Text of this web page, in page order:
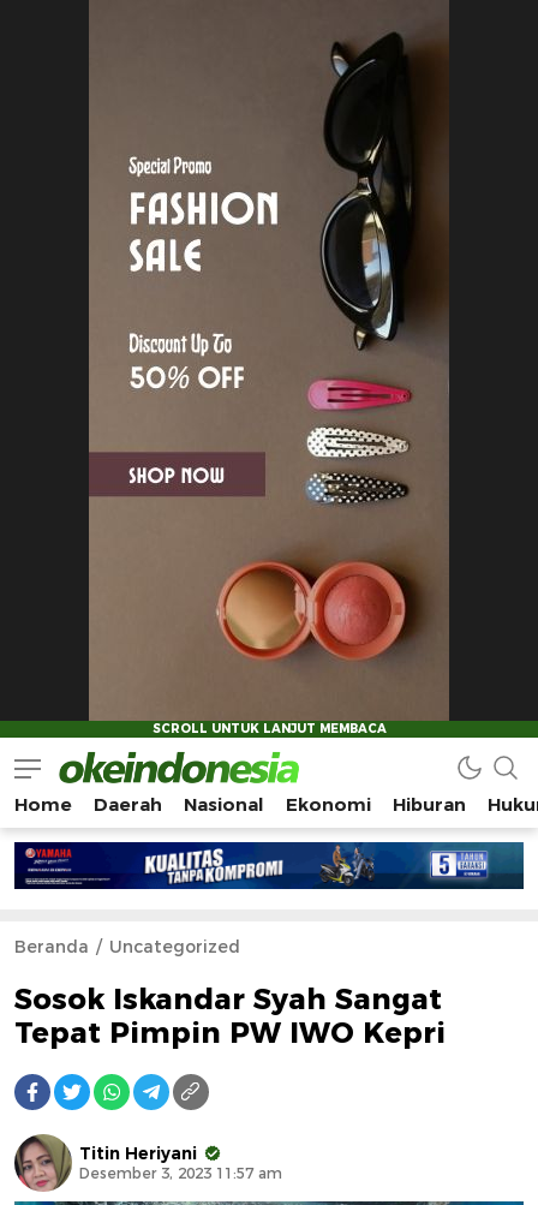
Okeindonesia.Online
Mengonlinekan Indonesia Secara Utuh
Home Daerah Nasional Ekonomi Hiburan
Beranda Uncategorized
Sosok Iskandar Syah Sangat
Tepat Pimpin PW IWO Kepri
Titin Heriyani
Desember 3, 2023 11:57 am